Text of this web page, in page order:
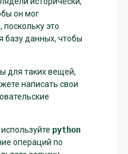
он мог
это
базу данных, чтобы
для таких вещей,
написать свои
используйте python
операций по